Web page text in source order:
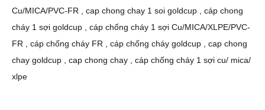
Cu/MICA/PVC-FR
cap chong chay 1 soi goldcup
cáp chong
cháy 1 sợi goldcup
cáp chống cháy 1 sợi Cu/MICA/XLPE/PVC-
FR
cáp chống cháy FR cáp chống cháy goldcup
cap chong
chay goldcup
cap chong chay
cáp chống cháy 1 sợi cu/ mica/
xlpe